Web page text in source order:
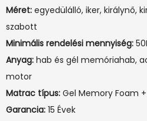
Méret: egyedülálló, iker, királynő,
szabott
Minimális rendelési mennyiség:
Anyag: hab és gél memóriahab,
motor
Matrac típus: Gel Memory Foam
Garancia: 15 Évek